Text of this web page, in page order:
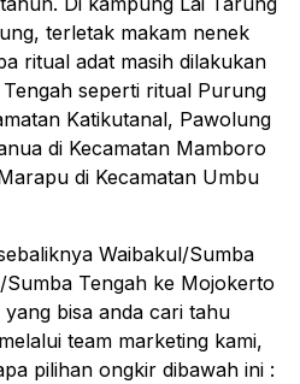
terletak makam nenek
ritual adat masih dilakukan
seperti ritual Purung
Katikutanal, Pawolung
di Kecamatan Mamboro
di Kecamatan Umbu
Waibakul/Sumba
Tengah ke Mojokerto
bisa anda cari tahu
team marketing kami,
pilihan ongkir dibawah ini :